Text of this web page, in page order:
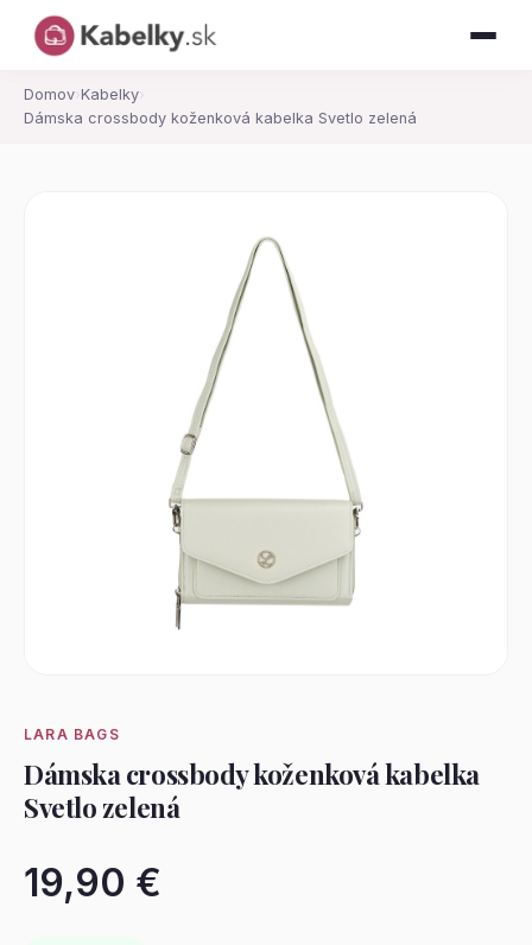
Domov› Kabelky›
Dámska crossbody koženková kabelka Svetlo zelená
LARA BAGS
Dámska crossbody koženková kabelka
Svetlo zelená
19,90 €